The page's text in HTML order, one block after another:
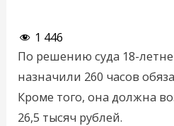
1 446
По решению суда 18-
назначили 260 часов
Кроме того, она должна
26,5 тысяч рублей.